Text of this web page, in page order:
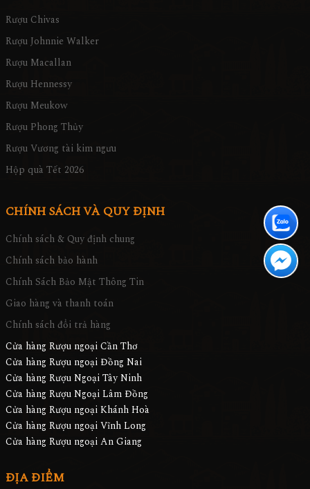
Rượu Chivas
Rượu Johnnie Walker
Rượu Macallan
Rượu Hennessy
Rượu Meukow
Rượu Phong Thủy
Rượu Vương tài kim ngưu
Hộp quà Tết 2026
CHÍNH SÁCH VÀ QUY ĐỊNH
Chính sách & Quy định chung
Chính sách bảo hành
Chính Sách Bảo Mật Thông Tin
Giao hàng và thanh toán
Chính sách đổi trả hàng
Cửa hàng Rượu ngoại Cần Thơ
Cửa hàng Rượu ngoại Đồng Nai
Cửa hàng Rượu Ngoại Tây Ninh
Cửa hàng Rượu Ngoại Lâm Đồng
Cửa hàng Rượu ngoại Khánh Hoà
Cửa hàng Rượu ngoại Vĩnh Long
Cửa hàng Rượu ngoại An Giang
ĐỊA ĐIỂM